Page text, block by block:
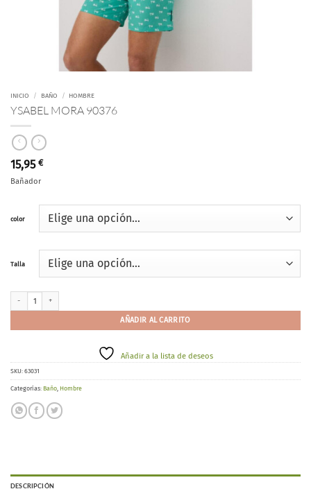
INICIO / BAÑO / HOMBRE
YSABEL MORA 90376
15,95 €
Bañador
color
Talla
AÑADIR AL CARRITO
Añadir a la lista de deseos
SKU: 63031
Categorías: Baño Hombre
DESCRIPCIÓN